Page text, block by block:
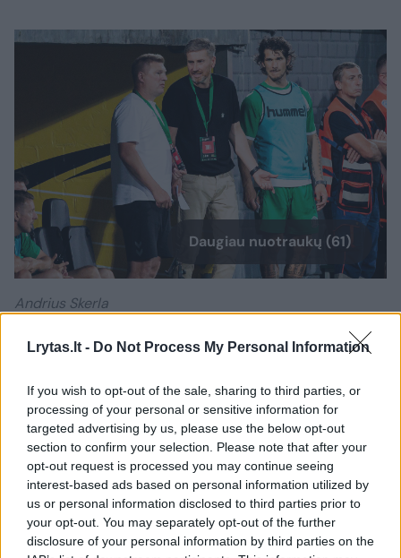
Lrytas.lt - Do Not Process My Personal Information
If you wish to opt-out of the sale, sharing to third parties, or
processing of your personal or sensitive information for
targeted advertising by us, please use the below opt-out
section to confirm your selection. Please note that after your
opt-out request is processed you may continue seeing
interest-based ads based on personal information utilized by
us or personal information disclosed to third parties prior to
your opt-out. You may separately opt-out of the further
disclosure of your personal information by third parties on the
Daugiau nuotraukų (61)
Andrius Skerla
„Pirmiausiai norėčiau padėkoti sirgaliams ir
žmonėms, kurie šiandien apsilankė stadione.
Nors ir atsilikinėjome, jie buvo garsūs ir
palaikė mus iki paskutinės minutės.
Kalbant apie rungtynes... Tai stipri komanda ir
šiandien tam tikruose dalykuose pamatėme